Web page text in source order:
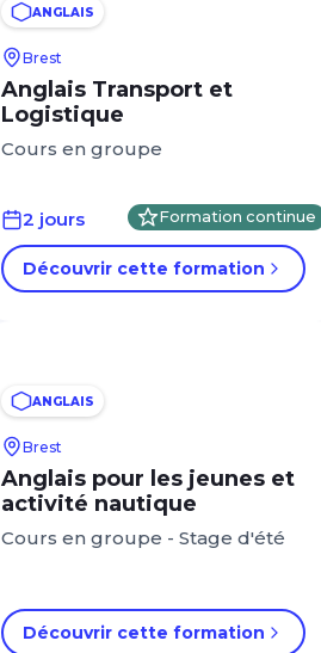
ANGLAIS
Brest
Anglais Transport et
Logistique
Cours en groupe
2 jours Formation continue
Découvrir cette formation
ANGLAIS
Brest
Anglais pour les jeunes et
activité nautique
Cours en groupe - Stage d'été
Découvrir cette formation